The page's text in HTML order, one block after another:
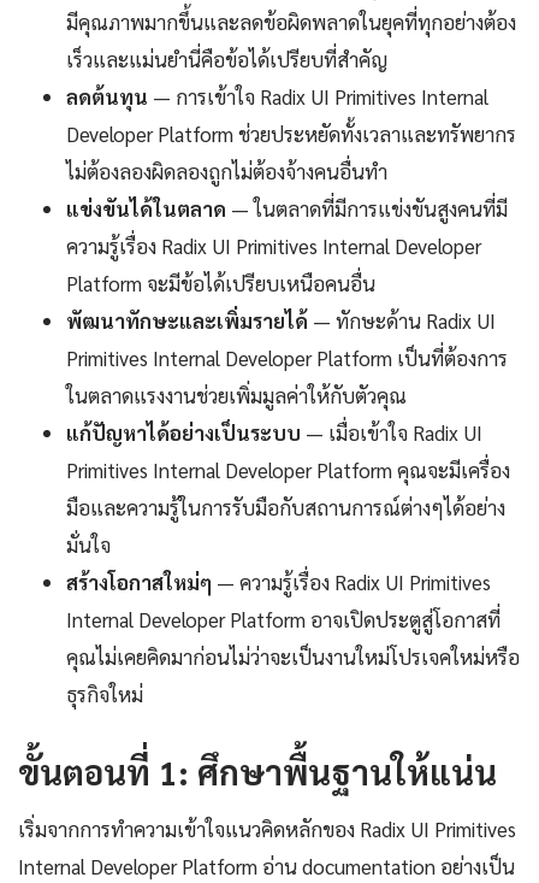
มีคุณภาพมากขึ้นและลดข้อผิดพลาดในยุคที่ทุกอย่างต้อง
เร็วและแม่นยำนี่คือข้อได้เปรียบที่สำคัญ
ลดต้นทุน — การเข้าใจ Radix UI Primitives Internal
Developer Platform ช่วยประหยัดทั้งเวลาและทรัพยากร
ไม่ต้องลองผิดลองถูกไม่ต้องจ้างคนอื่นทำ
แข่งขันได้ในตลาด — ในตลาดที่มีการแข่งขันสูงคนที่มี
ความรู้เรื่อง Radix UI Primitives Internal Developer
Platform จะมีข้อได้เปรียบเหนือคนอื่น
พัฒนาทักษะและเพิ่มรายได้ — ทักษะด้าน Radix UI
Primitives Internal Developer Platform เป็นที่ต้องการ
ในตลาดแรงงานช่วยเพิ่มมูลค่าให้กับตัวคุณ
แก้ปัญหาได้อย่างเป็นระบบ — เมื่อเข้าใจ Radix UI
Primitives Internal Developer Platform คุณจะมีเครื่อง
มือและความรู้ในการรับมือกับสถานการณ์ต่างๆได้อย่าง
มั่นใจ
สร้างโอกาสใหม่ๆ — ความรู้เรื่อง Radix UI Primitives
Internal Developer Platform อาจเปิดประตูสู่โอกาสที่
คุณไม่เคยคิดมาก่อนไม่ว่าจะเป็นงานใหม่โปรเจคใหม่หรือ
ธุรกิจใหม่
ขั้นตอนที่ 1: ศึกษาพื้นฐานให้แน่น
เริ่มจากการทำความเข้าใจแนวคิดหลักของ Radix UI Primitives
Internal Developer Platform อ่าน documentation อย่างเป็น